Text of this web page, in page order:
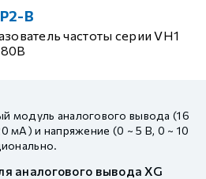
B
частоты серии VH1
модуль аналогового вывода (16
мА) и напряжение (0 ~ 5 В, 0 ~ 10
аналогового вывода XG